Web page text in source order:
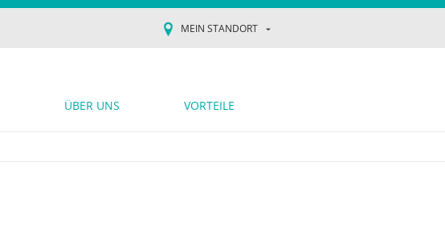
MEIN STANDORT
ÜBER UNS VORTEILE